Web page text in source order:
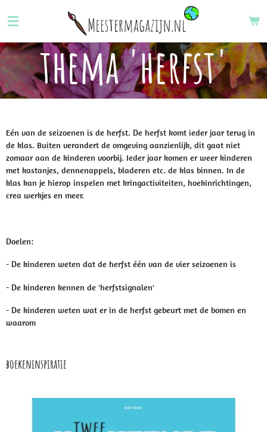
direct
naar
de
hoofdinhoudthema 'herfst'
Eén van de seizoenen is de herfst. De herfst komt ieder jaar terug in
de klas. Buiten verandert de omgeving aanzienlijk, dit gaat niet
zomaar aan de kinderen voorbij. Ieder jaar komen er weer kinderen
met kastanjes, dennenappels, bladeren etc. de klas binnen. In de
klas kan je hierop inspelen met kringactiviteiten, hoekinrichtingen,
crea werkjes en meer.
Doelen:
- De kinderen weten dat de herfst één van de vier seizoenen is
- De kinderen kennen de 'herfstsignalen'
- De kinderen weten wat er in de herfst gebeurt met de bomen en
waarom
boekeninspiratie